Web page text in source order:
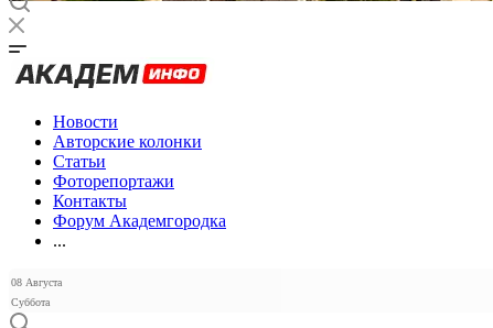
Новости
Авторские колонки
Статьи
Фоторепортажи
Контакты
Форум Академгородка
...
08 Августа
Суббота